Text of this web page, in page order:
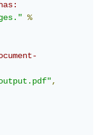
%
output.pdf",